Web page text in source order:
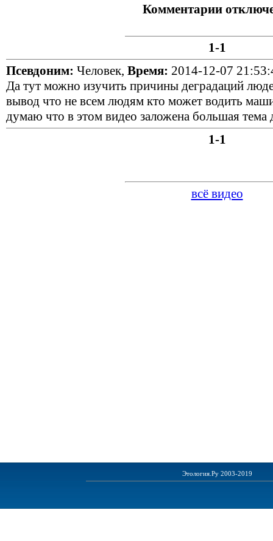
Комментарии
1-1
Псевдоним: Человек, Время: 2014-12-07
Да тут можно изучить причины деградаций
вывод что не всем людям кто может водить
думаю что в этом видео заложена большая тема
1-1
всё видео
Этология.Ру 2003-2019